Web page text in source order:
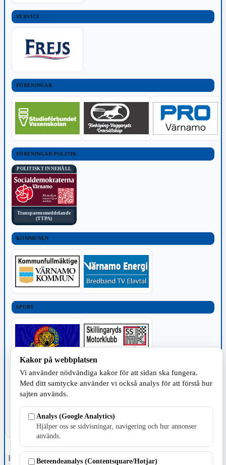
SERVICE
FÖRENINGAR
FÖRENINGAR POLITIK
POLITISKT INNEHÅLL
Transparensmeddelande
(TTPA)
KOMMUNEN
SPORT
TILLVERKNING
Fristående webbtidningsföretag grundat 1991 som sedan 2002 ger
Kakor på webbplatsen
Vi använder nödvändiga kakor för att sidan ska fungera.
Med ditt samtycke använder vi också analys för att förstå hur
sajten används.
Analys (Google Analytics)
Hjälper oss se sidvisningar, navigering och hur annonser
används.
Beteendeanalys (Contentsquare/Hotjar)